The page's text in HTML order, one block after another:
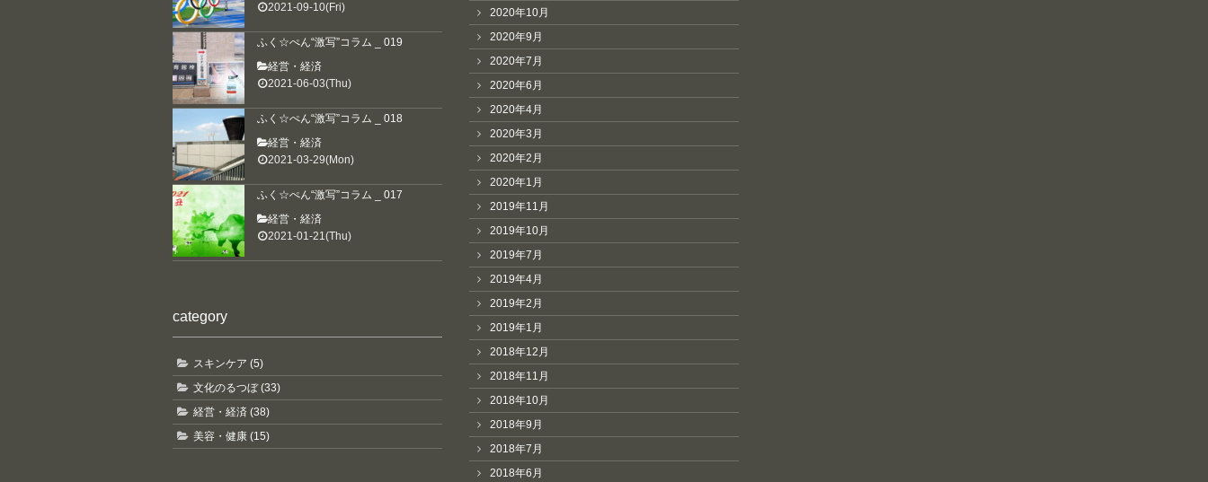
2021-09-10(Fri)
ふく☆ぺん“激写”コラム _ 019
経営・経済
2021-06-03(Thu)
ふく☆ぺん“激写”コラム _ 018
経営・経済
2021-03-29(Mon)
ふく☆ぺん“激写”コラム _ 017
経営・経済
2021-01-21(Thu)
category
スキンケア (5)
文化のるつぼ (33)
経営・経済 (38)
美容・健康 (15)
2020年10月
2020年9月
2020年7月
2020年6月
2020年4月
2020年3月
2020年2月
2020年1月
2019年11月
2019年10月
2019年7月
2019年4月
2019年2月
2019年1月
2018年12月
2018年11月
2018年10月
2018年9月
2018年7月
2018年6月